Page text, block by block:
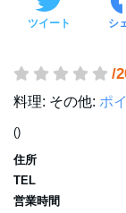
ツイート シ
/
料理: その他: ポ
()
住所
TEL
営業時間